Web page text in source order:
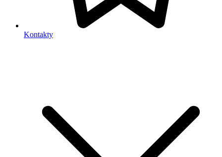
Kontakty